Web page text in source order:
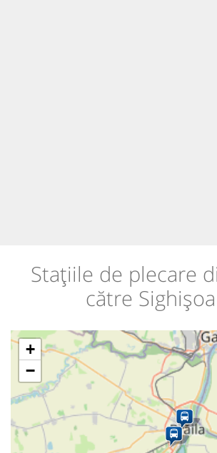
Stațiile de plecare
către
+
−